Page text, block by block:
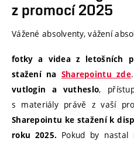
z promocí 2025
Vážené absolventy, vážení
fotky a videa z letošních
stažení na Sharepointu zde
vutlogin a vutheslo,
s materiály právě z vaší
Sharepointu ke stažení k
roku 2025. Pokud by